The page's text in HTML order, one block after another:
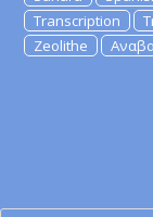
Transcription
Zeolithe